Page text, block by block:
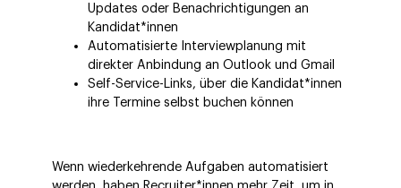
Updates oder Benachrichtigungen an
Kandidat*innen
Automatisierte Interviewplanung mit
direkter Anbindung an Outlook und Gmail
Self-Service-Links, über die Kandidat*innen
ihre Termine selbst buchen können
Wenn wiederkehrende Aufgaben automatisiert